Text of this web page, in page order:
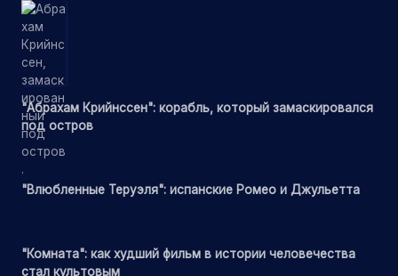
"Абрахам Крийнссен": корабль, который замаскировался
под остров
"Влюбленные Теруэля": испанские Ромео и Джульетта
"Комната": как худший фильм в истории человечества
стал культовым